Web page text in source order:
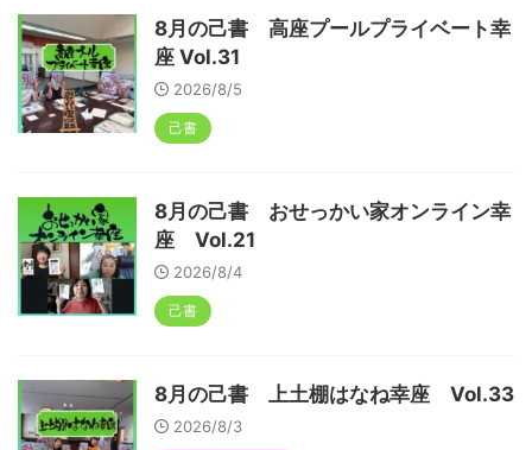
8月の己書 高座プールプライベート幸
座 Vol.31
2026/8/5
己書
8月の己書 おせっかい家オンライン幸
座 Vol.21
2026/8/4
己書
8月の己書 上土棚はなね幸座 Vol.33
2026/8/3